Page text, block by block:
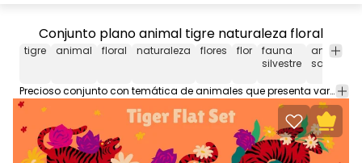
Conjunto plano animal tigre naturaleza floral
tigre animal floral naturaleza flores flor
fauna
silvestre
animal
salvaje
Precioso conjunto con temática de animales que presenta varios tigres rodeados de flores y hojas de diferentes colores. Cada uno se puede utilizar individualmente. ¡Disfrutar!